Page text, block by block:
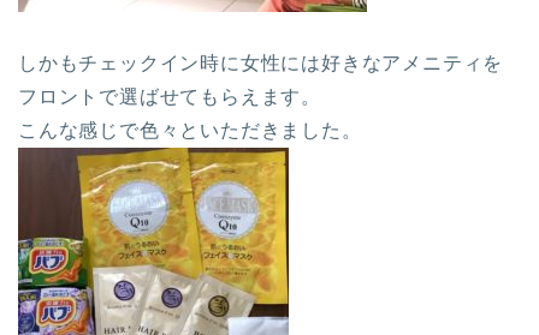
しかもチェックイン時に女性には好きなアメニティを
フロントで選ばせてもらえます。
こんな感じで色々といただきました。